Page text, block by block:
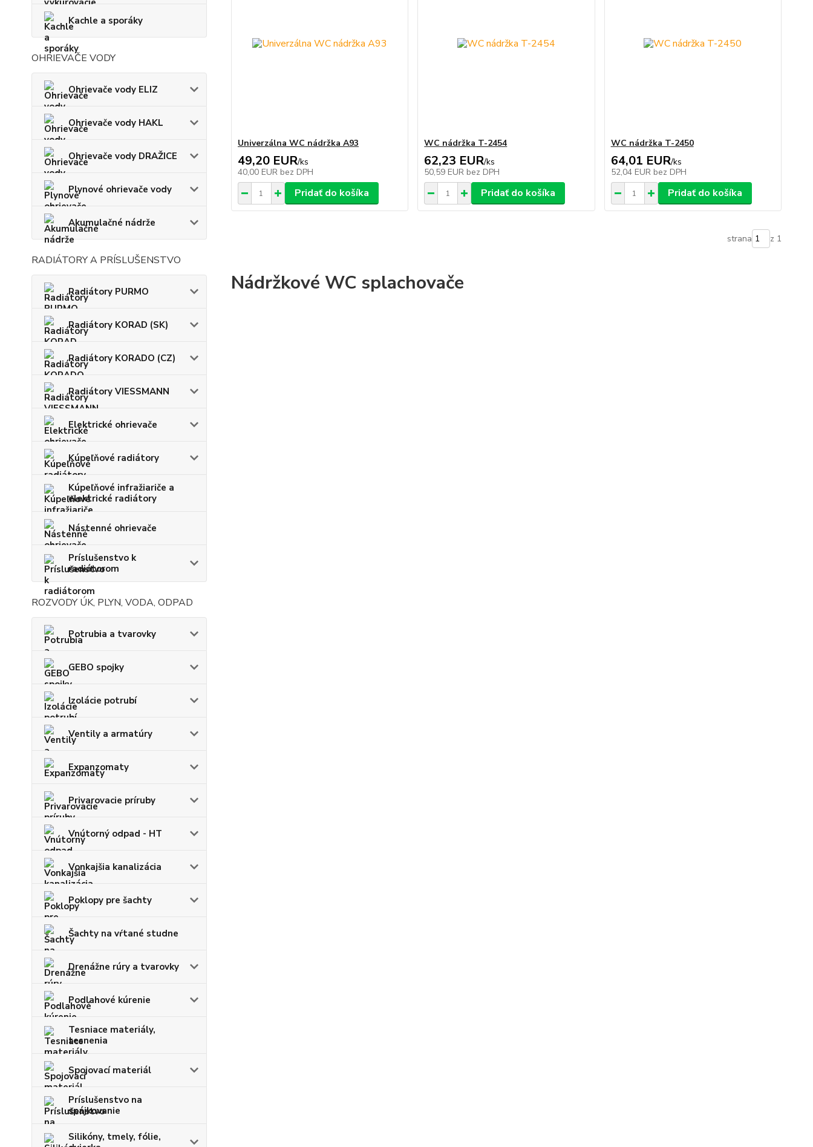
Kachle a sporáky
OHRIEVAČE VODY
Ohrievače vody ELIZ
Ohrievače vody HAKL
Ohrievače vody DRAŽICE
Plynové ohrievače vody
Akumulačné nádrže
RADIÁTORY A PRÍSLUŠENSTVO
Radiátory PURMO
Radiátory KORAD (SK)
Radiátory KORADO (CZ)
Radiátory VIESSMANN
Elektrické ohrievače
Kúpeľňové radiátory
Kúpeľňové infražiariče a
elektrické radiátory
Nástenné ohrievače
Príslušenstvo k
radiátorom
ROZVODY ÚK, PLYN, VODA, ODPAD
Potrubia a tvarovky
GEBO spojky
Izolácie potrubí
Ventily a armatúry
Expanzomaty
Privarovacie príruby
Vnútorný odpad - HT
Vonkajšia kanalizácia
Poklopy pre šachty
Šachty na vŕtané studne
Drenážne rúry a tvarovky
Podlahové kúrenie
Tesniace materiály,
tesnenia
Spojovací materiál
Príslušenstvo na
spájkovanie
Silikóny, tmely, fólie,
Univerzálna WC nádržka A93
49,20 EUR/ks
40,00 EUR bez DPH
Pridať do košíka
WC nádržka T-2454
62,23 EUR/ks
50,59 EUR bez DPH
Pridať do košíka
WC nádržka T-2450
64,01 EUR/ks
52,04 EUR bez DPH
Pridať do košíka
strana z 1
Nádržkové WC splachovače